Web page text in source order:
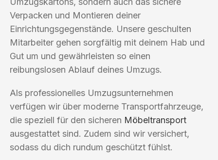
Verpacken und Montieren deiner
Einrichtungsgegenstände. Unsere geschulten
Mitarbeiter gehen sorgfältig mit deinem Hab und
Gut um und gewährleisten so einen
reibungslosen Ablauf deines Umzugs.
Als professionelles Umzugsunternehmen
verfügen wir über moderne Transportfahrzeuge,
die speziell für den sicheren Möbeltransport
ausgestattet sind. Zudem sind wir versichert,
sodass du dich rundum geschützt fühlst.